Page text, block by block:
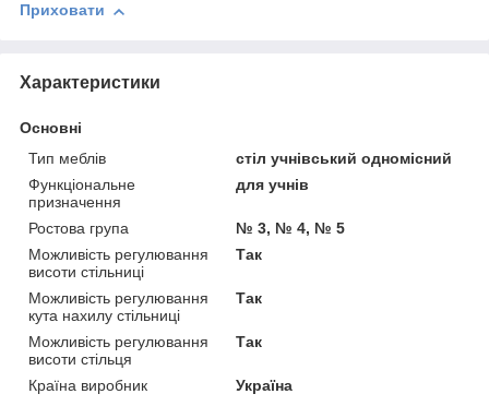
Приховати
Характеристики
Основні
Тип меблів
стіл учнівський одномісний
Функціональне
призначення
для учнів
Ростова група
№ 3, № 4, № 5
Можливість регулювання
висоти стільниці
Так
Можливість регулювання
кута нахилу стільниці
Так
Можливість регулювання
висоти стільця
Так
Країна виробник
Україна